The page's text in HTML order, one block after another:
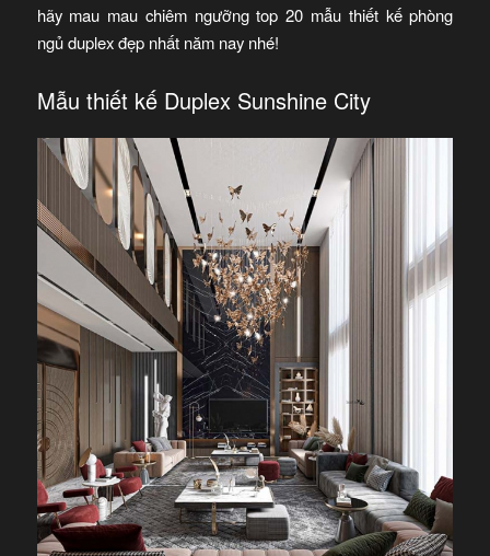
hãy mau mau chiêm ngưỡng top 20 mẫu thiết kế phòng
ngủ duplex đẹp nhất năm nay nhé!
Mẫu thiết kế Duplex Sunshine City